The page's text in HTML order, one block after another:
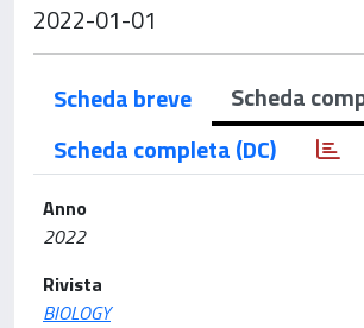
2022-01-01
Scheda breve
Scheda
Scheda completa (DC)
Anno
2022
Rivista
BIOLOGY